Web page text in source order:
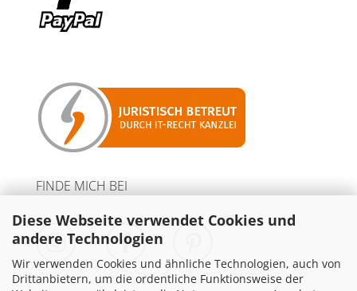
Diese Webseite verwendet Cookies und
andere Technologien
Wir verwenden Cookies und ähnliche Technologien, auch von
Drittanbietern, um die ordentliche Funktionsweise der
FINDE MICH BEI